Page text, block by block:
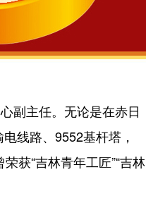
副主任。无论是在赤日
线路、9552基杆塔，
获“吉林青年工匠”“吉林